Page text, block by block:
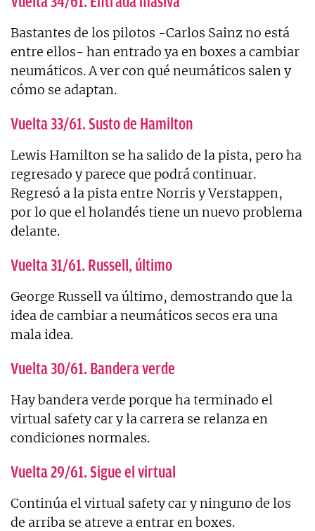
Bastantes de los pilotos -Carlos Sainz no está
entre ellos- han entrado ya en boxes a cambiar
neumáticos. A ver con qué neumáticos salen y
cómo se adaptan.
Vuelta 33/61. Susto de Hamilton
Lewis Hamilton se ha salido de la pista, pero ha
regresado y parece que podrá continuar.
Regresó a la pista entre Norris y Verstappen,
por lo que el holandés tiene un nuevo problema
delante.
Vuelta 31/61. Russell, último
George Russell va último, demostrando que la
idea de cambiar a neumáticos secos era una
mala idea.
Vuelta 30/61. Bandera verde
Hay bandera verde porque ha terminado el
virtual safety car y la carrera se relanza en
condiciones normales.
Vuelta 29/61. Sigue el virtual
Continúa el virtual safety car y ninguno de los
de arriba se atreve a entrar en boxes.